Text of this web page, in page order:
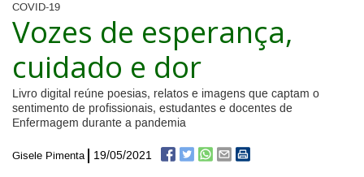
COVID-19
Vozes de esperança,
cuidado e dor
Livro digital reúne poesias, relatos e imagens que captam o
sentimento de profissionais, estudantes e docentes de
Enfermagem durante a pandemia
Gisele Pimenta 19/05/2021